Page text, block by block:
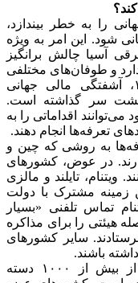
را به خطر بیندازد،
شود. این امر به ویژه
آسیا چالش برانگیز
و طوفان‌های مختلفی
مانند بحران مالی آسیا در سال ۱۹۹۷، آشفتگی مالی جهانی
و همه‌گیری کووید-۱۹ را پشت سر گذاشته است.
اقداماتی را به
تعرفه‌ها انجام دهند.
به روشی که چین و
در عوض، کشورهای
ویتنام، تایلند و مالزی
زمینه مشترک با دولت
تماس تلفنی «بسیار
هیئتی را برای مذاکره
سایر کشورهای
باشند.
ایالات متحده آمریکا همچنین فهرستی از بیش از ۱۰۰۰ دسته